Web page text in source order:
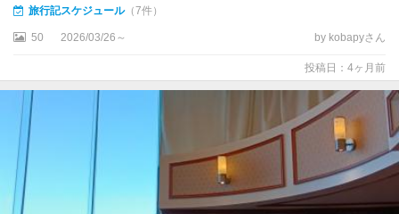
高
田
・
谷
池
袋
旅行記スケジュール（7件）
50 2026/03/26～ by kobapyさん
投稿日：4ヶ月前